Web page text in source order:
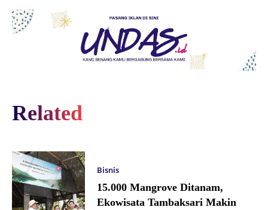
Related
Bisnis
15.000 Mangrove Ditanam,
Ekowisata Tambaksari Makin